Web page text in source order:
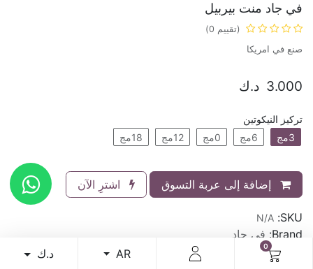
0
AR د.ك
في جاد منت بيربيل
(تقييم 0)
صنع في امريكا
3.000 د.ك
تركيز النيكوتين
3مج
6مج 0مج 12مج 18مج
إضافة إلى عربة التسوق اشترِ الآن
SKU:
N/A
Brand: في جاد